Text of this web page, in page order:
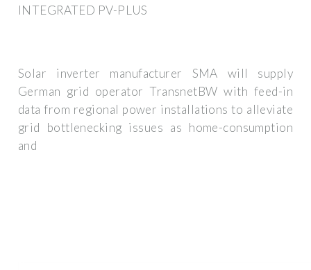
INTEGRATED PV-PLUS
Solar inverter manufacturer SMA will supply
German grid operator TransnetBW with feed-in
data from regional power installations to alleviate
grid bottlenecking issues as home-consumption
and